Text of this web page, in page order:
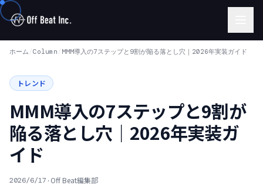
ホーム / Column / MMM導入の7ステップと9割が陥る落とし穴｜2026年実装ガイド
トレンド
MMM導入の7ステップと9割が
陥る落とし穴｜2026年実装ガ
イド
2026/6/17 · Off Beat編集部